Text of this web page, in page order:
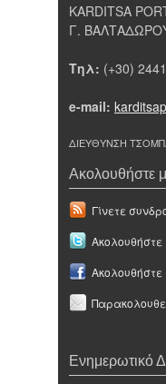
KARDITSA
Γ.
Τηλ: (+30)
e-mail:
ΔΙΕΥΘΥΝΣΗ
Ακολουθήστε
Γίνετε
Ακολουθήστε
Ακολουθήστε
Ενημερωτικό